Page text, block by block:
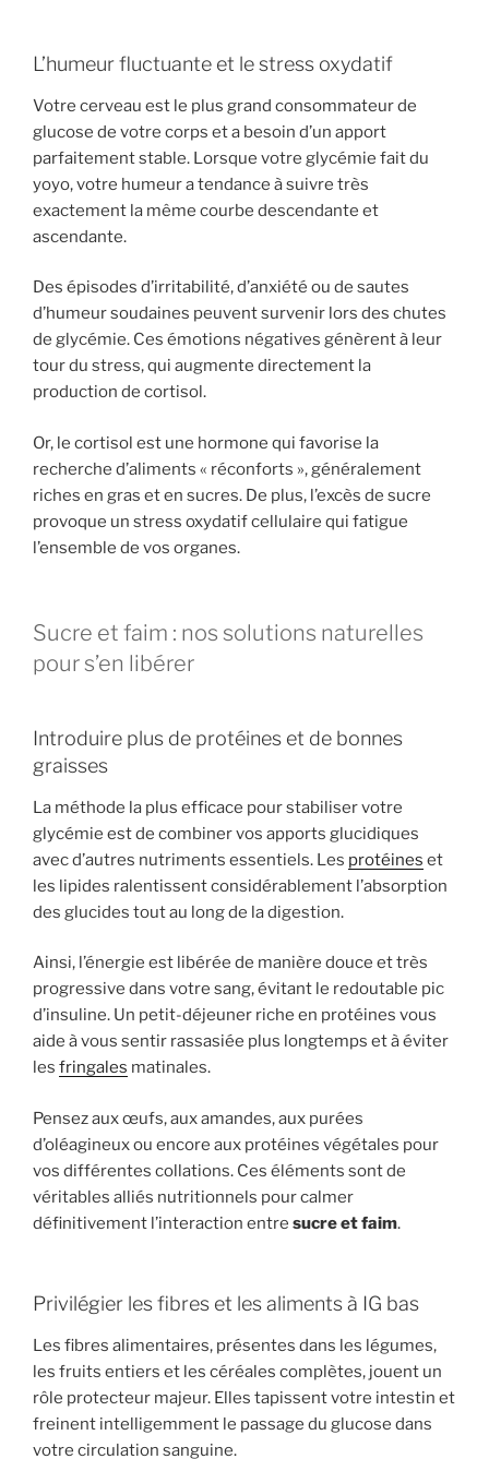
L’humeur fluctuante et le stress oxydatif
Votre cerveau est le plus grand consommateur de
glucose de votre corps et a besoin d’un apport
parfaitement stable. Lorsque votre glycémie fait du
yoyo, votre humeur a tendance à suivre très
exactement la même courbe descendante et
ascendante.
Des épisodes d’irritabilité, d’anxiété ou de sautes
d’humeur soudaines peuvent survenir lors des chutes
de glycémie. Ces émotions négatives génèrent à leur
tour du stress, qui augmente directement la
production de cortisol.
Or, le cortisol est une hormone qui favorise la
recherche d’aliments « réconforts », généralement
riches en gras et en sucres. De plus, l’excès de sucre
provoque un stress oxydatif cellulaire qui fatigue
l’ensemble de vos organes.
Sucre et faim : nos solutions naturelles
pour s’en libérer
Introduire plus de protéines et de bonnes
graisses
La méthode la plus efficace pour stabiliser votre
glycémie est de combiner vos apports glucidiques
avec d’autres nutriments essentiels. Les protéines et
les lipides ralentissent considérablement l’absorption
des glucides tout au long de la digestion.
Ainsi, l’énergie est libérée de manière douce et très
progressive dans votre sang, évitant le redoutable pic
d’insuline. Un petit-déjeuner riche en protéines vous
aide à vous sentir rassasiée plus longtemps et à éviter
les fringales matinales.
Pensez aux œufs, aux amandes, aux purées
d’oléagineux ou encore aux protéines végétales pour
vos différentes collations. Ces éléments sont de
véritables alliés nutritionnels pour calmer
définitivement l’interaction entre sucre et faim.
Privilégier les fibres et les aliments à IG bas
Les fibres alimentaires, présentes dans les légumes,
les fruits entiers et les céréales complètes, jouent un
rôle protecteur majeur. Elles tapissent votre intestin et
freinent intelligemment le passage du glucose dans
votre circulation sanguine.